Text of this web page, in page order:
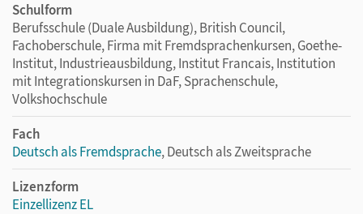
Schulform
Berufsschule (Duale Ausbildung), British Council,
Fachoberschule, Firma mit Fremdsprachenkursen, Goethe-
Institut, Industrieausbildung, Institut Francais, Institution
mit Integrationskursen in DaF, Sprachenschule,
Volkshochschule
Fach
Deutsch als Fremdsprache, Deutsch als Zweitsprache
Lizenzform
Einzellizenz EL